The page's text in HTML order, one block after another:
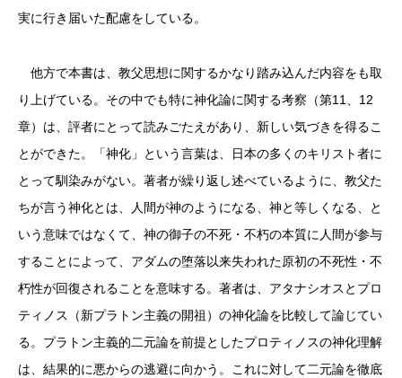
実に行き届いた配慮をしている。
他方で本書は、教父思想に関するかなり踏み込んだ内容をも取
り上げている。その中でも特に神化論に関する考察（第11、12
章）は、評者にとって読みごたえがあり、新しい気づきを得るこ
とができた。「神化」という言葉は、日本の多くのキリスト者に
とって馴染みがない。著者が繰り返し述べているように、教父た
ちが言う神化とは、人間が神のようになる、神と等しくなる、と
いう意味ではなくて、神の御子の不死・不朽の本質に人間が参与
することによって、アダムの堕落以来失われた原初の不死性・不
朽性が回復されることを意味する。著者は、アタナシオスとプロ
ティノス（新プラトン主義の開祖）の神化論を比較して論じてい
る。プラトン主義的二元論を前提としたプロティノスの神化理解
は、結果的に悪からの逃避に向かう。これに対して二元論を徹底